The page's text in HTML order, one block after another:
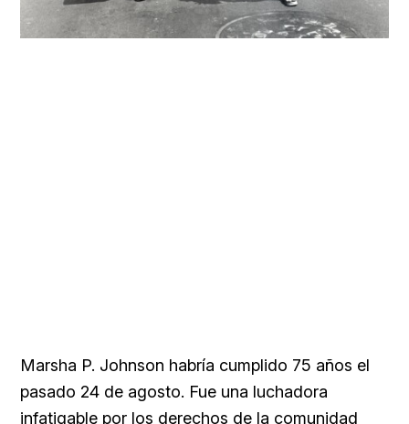
Marsha P. Johnson habría cumplido 75 años el
pasado 24 de agosto. Fue una luchadora
infatigable por los derechos de la comunidad